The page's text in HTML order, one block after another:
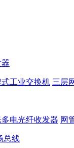
工业交换机 三层
多电光纤收发器 网
总线